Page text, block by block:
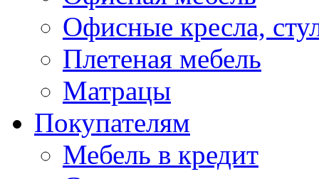
Офисные кресла,
Плетеная мебель
Матрацы
Покупателям
Мебель в кредит